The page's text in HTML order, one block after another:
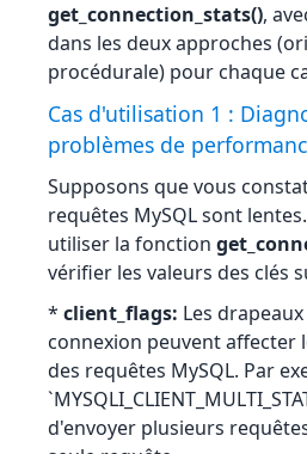
get_connection_stats(),
dans les deux approches
procédurale) pour chaque
Cas d'utilisation 1 :
problèmes de
Supposons que vous
requêtes MySQL sont
utiliser la fonction
vérifier les valeurs des clés
* client_flags: Les
connexion peuvent affecter
des requêtes MySQL. Par
d'envoyer plusieurs